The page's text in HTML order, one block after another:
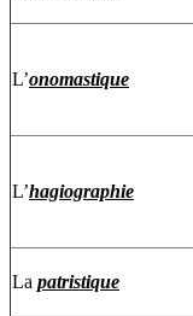
L’onomastique
L’hagiographie
La patristique